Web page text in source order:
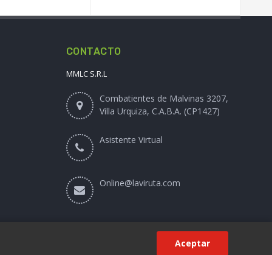
CONTACTO
MMLC S.R.L
Combatientes de Malvinas 3207,
Villa Urquiza, C.A.B.A. (CP1427)
Asistente Virtual
Online@laviruta.com
Aceptar